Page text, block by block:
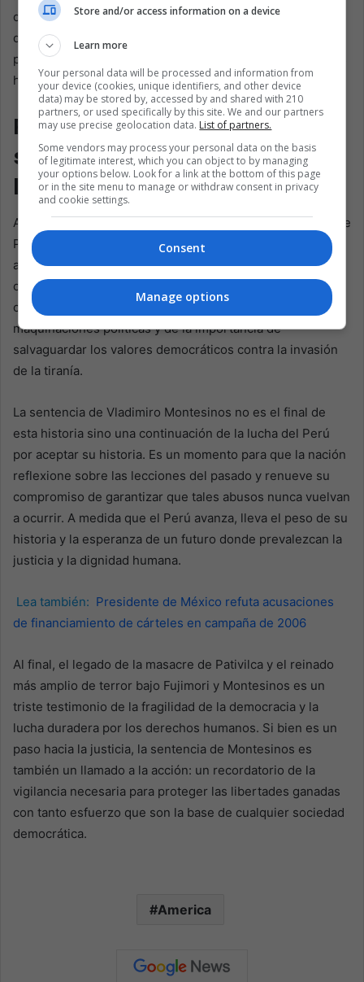
desafíos. Aún así, sólo afrontando estos capítulos oscuros
de frente podrá el Perú esperar forjar un futuro definido
por la justicia, la transparencia y el respeto a los derechos
humanos.
Recordando a las víctimas:
seis agricultores y el costo de
las maquinaciones políticas
Al reflexionar sobre la saga de Montesinos y la masacre de
Pativilca, es imperativo recordar a las víctimas: seis
agricultores cuyo único delito fue ser sospechosos de
oposición a un régimen opresivo. Sus muertes son un
crudo recordatorio del costo humano de las
maquinaciones políticas y de la importancia de
salvaguardar los valores democráticos contra la invasión
de la tiranía.
La sentencia de Vladimiro Montesinos no es el final de
esta historia sino una continuación de la lucha del Perú
por aceptar su historia. Es un momento para que la nación
reflexione sobre las lecciones del pasado y renueve su
compromiso de garantizar que tales abusos nunca vuelvan
a ocurrir. A medida que el Perú avanza, lleva el peso de su
historia y la esperanza de un futuro donde prevalezcan la
justicia y la dignidad humana.
Lea también: Presidente de México refuta acusaciones
de financiamiento de cárteles en campaña de 2006
Al final, el legado de la masacre de Pativilca y el reinado
más amplio de terror bajo Fujimori y Montesinos es un
triste testimonio de la fragilidad de la democracia y la
lucha duradera por los derechos humanos. Si bien es un
paso hacia la justicia, la sentencia de Montesinos es
también un llamado a la acción: un recordatorio de la
vigilancia necesaria para proteger las libertades ganadas
con tanto esfuerzo que son la base de cualquier sociedad
democrática.
America
Store and/or access information on a device
Learn more
Your personal data will be processed and information from
your device (cookies, unique identifiers, and other device
data) may be stored by, accessed by and shared with 210
partners, or used specifically by this site. We and our partners
may use precise geolocation data. List of partners.
Some vendors may process your personal data on the basis
of legitimate interest, which you can object to by managing
your options below. Look for a link at the bottom of this page
or in the site menu to manage or withdraw consent in privacy
and cookie settings.
Consent
Manage options